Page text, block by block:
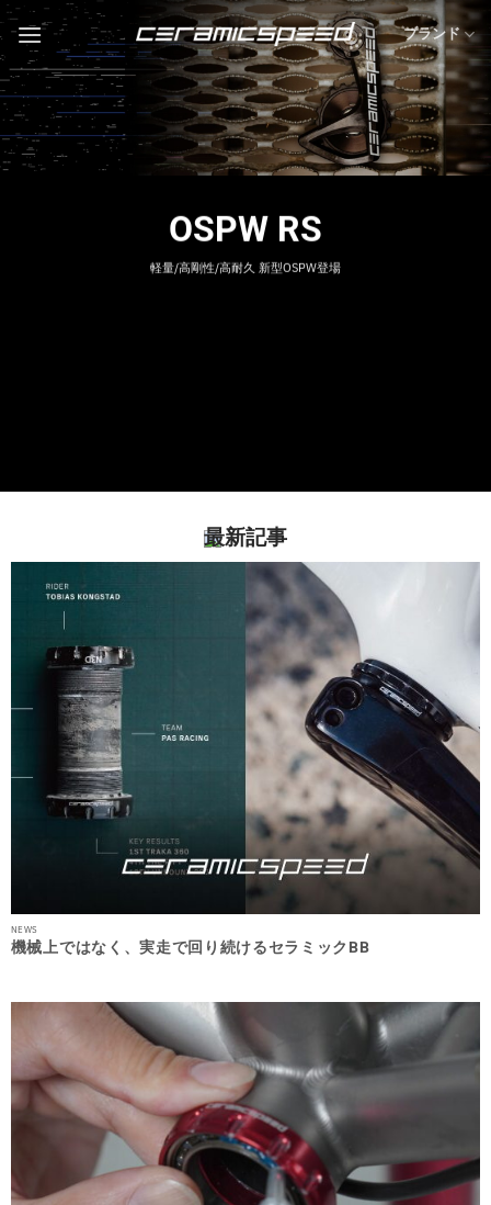
Skip
to
content
ブランド
OSPW RS
軽量/高剛性/高耐久 新型OSPW登場
最新記事
NEWS
機械上ではなく、実走で回り続けるセラミックBB